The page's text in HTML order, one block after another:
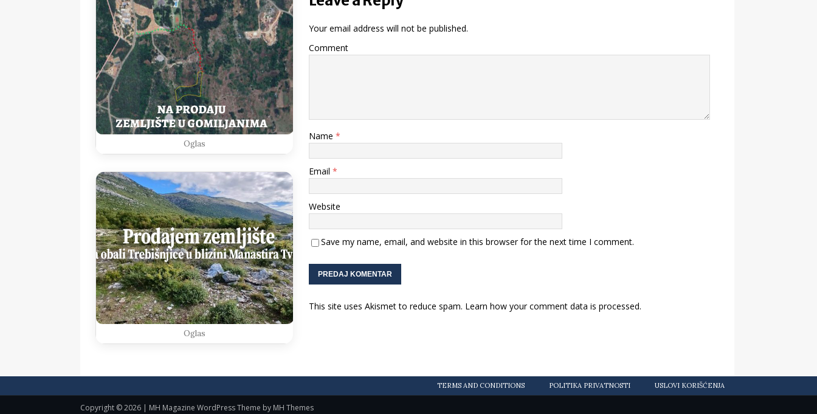
Your email address will not be published.
Comment
Name *
Email *
Website
Save my name, email, and website in this browser for the next time I comment.
This site uses Akismet to reduce spam. Learn how your comment data is processed.
Oglas
Oglas
TERMS AND CONDITIONS POLITIKA PRIVATNOSTI USLOVI KORIŠĆENJA
Copyright © 2026 | MH Magazine WordPress Theme by MH Themes